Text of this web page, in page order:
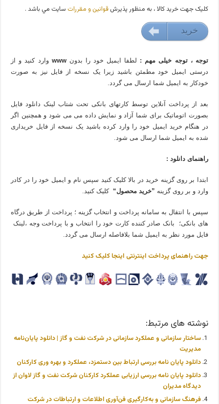
کليک جهت خريد کالا ، به منظور پذيرشقوانين و مقررات سايت مي باشد .
29000 تومان خريد
توجه ، توجه خیلی مهم : لطفا ایمیل خود را بدون www
وارد کنید و از
درستی ایمیل خود مطمئن باشید زیرا یک نسخه از فایل نیز به صورت
خودکار به ایمیل شما ارسال می گردد.
بعد از پرداخت آنلاین توسط کارتهای بانکی تحت شتاب لینک دانلود فایل
بصورت اتوماتیک برای شما آزاد و نمایش داده می می شود و همچنین اگر
در هنگام خرید ایمیل خود را وارد کرده باشید یک نسخه از فایل خریداری
شده به ایمیل شما ارسال می شود.
راهنمای دانلود :
ابتدا بر روی گزینه خرید در بالا کلیک کنید سپس نام و ایمیل خود را در کادر
وارد و بر روی گزینه ”خرید محصول“ کلیک کنید.
سپس با انتقال به سامانه پرداخت و انتخاب گزینه ؛ پرداخت از طریق درگاه
های بانکی؛ بانک صادر کننده کارت خود را انتخاب و با پرداخت وجه ،لینک
فایل مورد نظر به ایمیل شما بلافاصله ارسال می گردد.
جهت راهنمای پرداخت اینترنتی اینجا کلیک کنید
نوشته های مرتبط:
ساختار سازمانی و عملکرد سازمانی در شرکت نفت و گاز | دانلود پایان‌نامه
مدیریت
دانلود پایان نامه بررسی ارتباط بین دستمزد، عملکرد و بهره وری کارکنان
دانلود پایان نامه بررسی ارزیابی عملكرد کارکنان شركت نفت و گاز لاوان از
دیدگاه مدیران
فرهنگ سازمانی و به‌کارگیری فن‌آوری اطلاعات و ارتباطات در شرکت